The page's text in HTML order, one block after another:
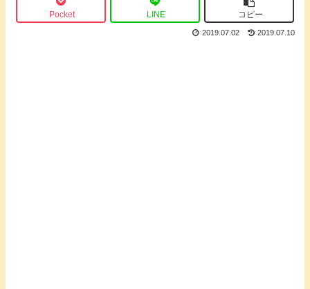
Pocket LINE コピー
2019.07.10
2019.07.02